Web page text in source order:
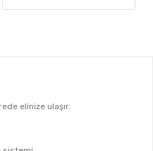
elinize ulaşır.